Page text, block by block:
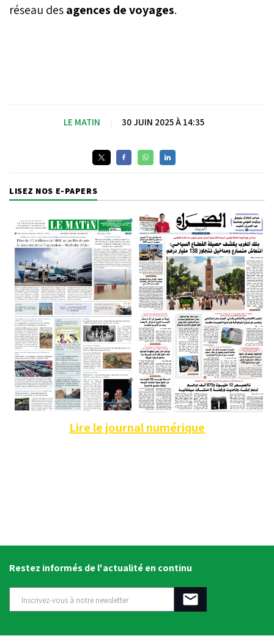
réseau desagences de voyages.
LE MATIN 30 JUIN 2025 À 14:35
LISEZ NOS E-PAPERS
Lire le journal numérique
Restez informés de l'actualité en continu